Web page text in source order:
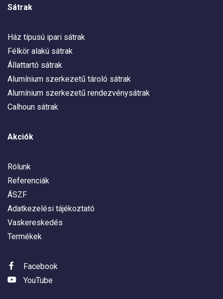
Sátrak
Ház típusú ipari sátrak
Félkör alakú sátrak
Állattartó sátrak
Alumínium szerkezetű tároló sátrak
Alumínium szerkezetű rendezvénysátrak
Calhoun sátrak
Akciók
Rólunk
Referenciák
ÁSZF
Adatkezelési tájékoztató
Vaskereskedés
Termékek
Facebook
YouTube